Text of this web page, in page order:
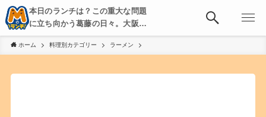
本日のランチは？この重大な問題
に立ち向かう葛藤の日々。大阪・
京都・神戸を中心とした食べ歩
き、飲み歩きを綴る。
ホーム 料理別カテゴリー ラーメン